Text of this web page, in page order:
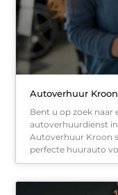
Autoverhuur
Bent u op zoek naar
autoverhuurdienst
Autoverhuur Kroon
perfecte huurauto